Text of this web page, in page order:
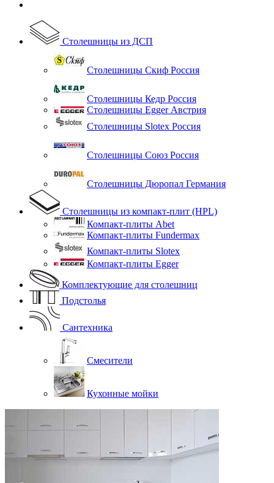
Столешницы из ДСП
Столешницы Скиф Россия
Столешницы Кедр Россия
Столешницы Egger Австрия
Столешницы Slotex Россия
Столешницы Союз Россия
Столешницы Дюропал Германия
Столешницы из компакт-плит (HPL)
Компакт-плиты Abet
Компакт-плиты Fundermax
Компакт-плиты Slotex
Компакт-плиты Egger
Комплектующие для столешниц
Подстолья
Сантехника
Смесители
Кухонные мойки